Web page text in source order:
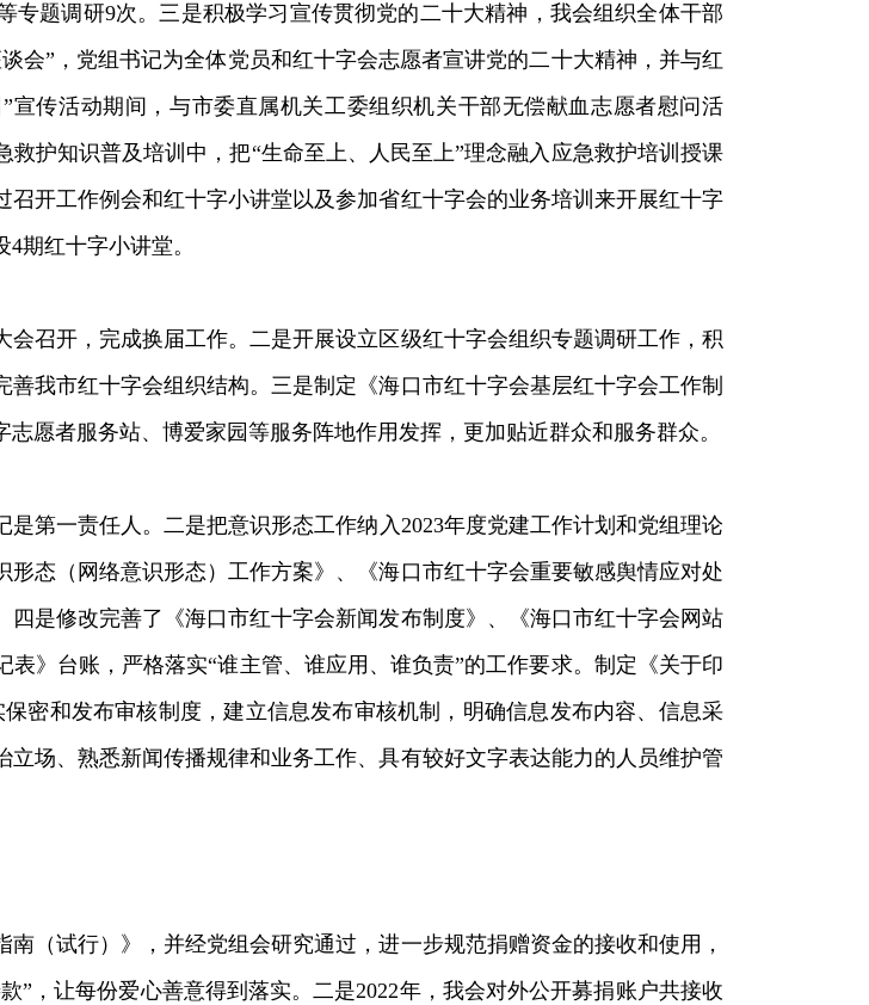
题调研9次。三是积极学习宣传贯彻党的二十大精神，我会组织全体干部
会”，党组书记为全体党员和红十字会志愿者宣讲党的二十大精神，并与红
宣传活动期间，与市委直属机关工委组织机关干部无偿献血志愿者慰问活
护知识普及培训中，把“生命至上、人民至上”理念融入应急救护培训授课
开工作例会和红十字小讲堂以及参加省红十字会的业务培训来开展红十字
期红十字小讲堂。
召开，完成换届工作。二是开展设立区级红十字会组织专题调研工作，积
我市红十字会组织结构。三是制定《海口市红十字会基层红十字会工作制
愿者服务站、博爱家园等服务阵地作用发挥，更加贴近群众和服务群众。
第一责任人。二是把意识形态工作纳入2023年度党建工作计划和党组理论
态（网络意识形态）工作方案》、《海口市红十字会重要敏感舆情应对处
是修改完善了《海口市红十字会新闻发布制度》、《海口市红十字会网站
》台账，严格落实“谁主管、谁应用、谁负责”的工作要求。制定《关于印
密和发布审核制度，建立信息发布审核机制，明确信息发布内容、信息采
场、熟悉新闻传播规律和业务工作、具有较好文字表达能力的人员维护管
（试行）》，并经党组会研究通过，进一步规范捐赠资金的接收和使用，
”，让每份爱心善意得到落实。二是2022年，我会对外公开募捐账户共接收